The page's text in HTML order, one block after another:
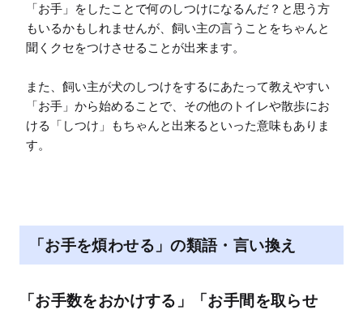
「お手」をしたことで何のしつけになるんだ？と思う方
もいるかもしれませんが、飼い主の言うことをちゃんと
聞くクセをつけさせることが出来ます。
また、飼い主が犬のしつけをするにあたって教えやすい
「お手」から始めることで、その他のトイレや散歩にお
ける「しつけ」もちゃんと出来るといった意味もありま
す。
「お手を煩わせる」の類語・言い換え
「お手数をおかけする」「お手間を取らせ